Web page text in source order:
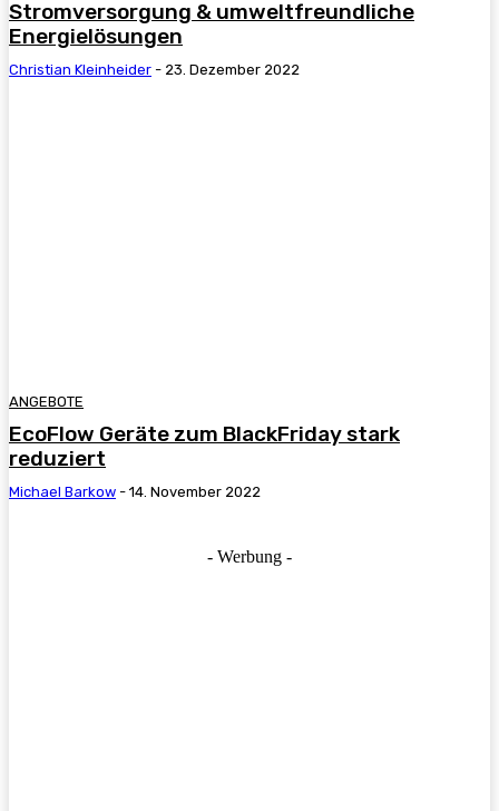
Stromversorgung & umweltfreundliche
Energielösungen
Christian Kleinheider - 23. Dezember 2022
ANGEBOTE
EcoFlow Geräte zum BlackFriday stark
reduziert
Michael Barkow - 14. November 2022
- Werbung -